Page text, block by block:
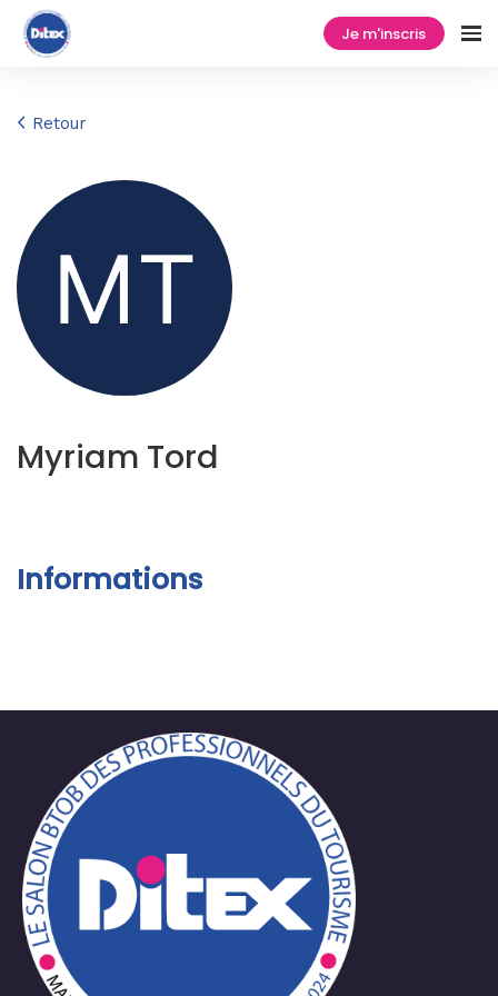
Je m'inscris
Retour
Myriam Tord
Informations